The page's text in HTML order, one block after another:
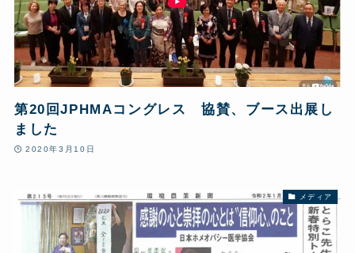
第20回JPHMAコングレス 協賛、ブース出展し
ました
2020年3月10日
メディア